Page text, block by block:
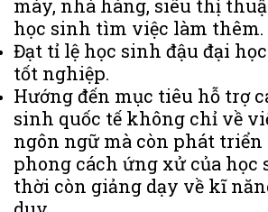
máy, nhà hàng, siêu thị
học sinh tìm việc làm thêm.
Đạt tỉ lệ học sinh đậu đại học
tốt nghiệp.
Hướng đến mục tiêu hỗ trợ
sinh quốc tế không chỉ về
ngôn ngữ mà còn phát triển
phong cách ứng xử của học
thời còn giảng dạy về kĩ